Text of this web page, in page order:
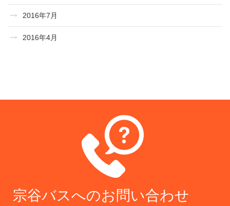
2016年7月
2016年4月
宗谷バスへのお問い合わせ